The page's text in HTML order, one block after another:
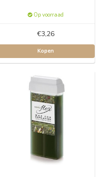
Op voorraad
€3,26
Kopen